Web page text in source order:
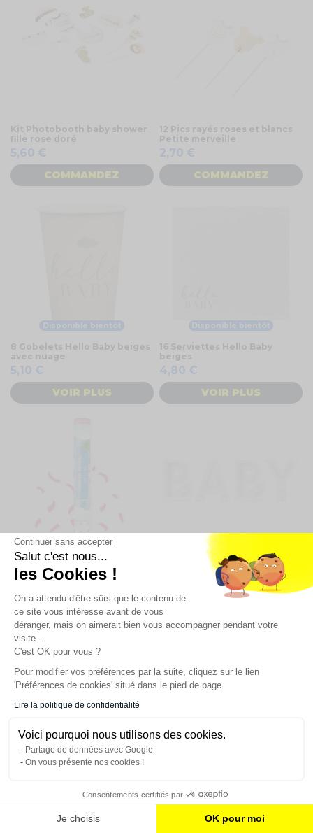
Continuer sans accepter
Salut c'est nous...
les Cookies !
On a attendu d'être sûrs que le contenu de
ce site vous intéresse avant de vous
déranger, mais on aimerait bien vous accompagner pendant votre
visite...
C'est OK pour vous ?
Pour modifier vos préférences par la suite, cliquez sur le lien
'Préférences de cookies' situé dans le pied de page.
Lire la politique de confidentialité
Voici pourquoi nous utilisons des cookies.
Partage de données avec Google
On vous présente nos cookies !
Consentements certifiés par
Je choisis OK pour moi
Kit Photobooth baby shower
fille rose doré
5,60 €
COMMANDEZ
12 Pics rayés roses et blancs
Petite merveille
2,70 €
COMMANDEZ
Disponible bientôt
8 Gobelets Hello Baby beiges
avec nuage
5,10 €
VOIR PLUS
Disponible bientôt
16 Serviettes Hello Baby
beiges
4,80 €
VOIR PLUS
Gender Reveal annonce fille
5/5- 4 avis
3,59 €
Structure lettres BABY à
garnir de ballons - 45 cm
shower personnalisable